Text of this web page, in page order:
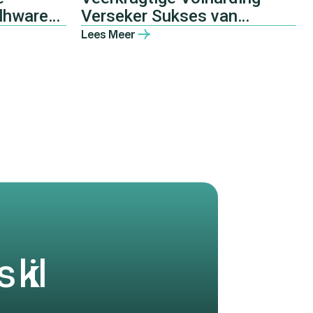
die
Verseker Sukses van
Mtingwevu Gesamentlike
Lees Meer
k
il